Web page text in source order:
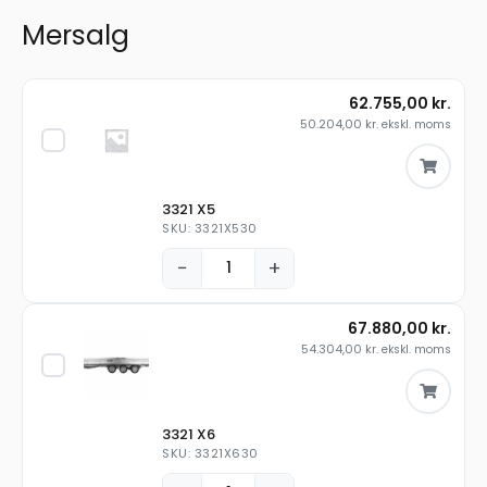
Mersalg
3321 X5
SKU: 3321X530
− +
62.755,00 kr.
50.204,00 kr. ekskl. moms
3321 X6
SKU: 3321X630
67.880,00 kr.
54.304,00 kr. ekskl. moms